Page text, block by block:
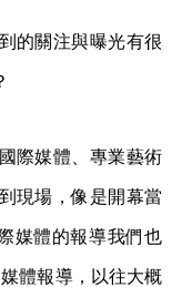
的關注與曝光有很
際媒體、專業藝術
現場，像是開幕當
媒體的報導我們也
體報導，以往大概